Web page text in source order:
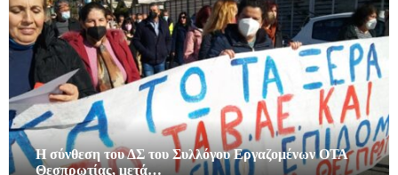
Η σύνθεση του ΔΣ του Συλλόγου Εργαζομένων ΟΤΑ
Θεσπρωτίας, μετά…